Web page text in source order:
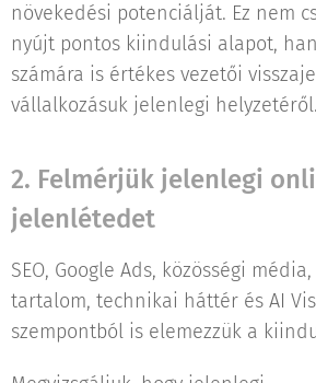
növekedési potenciálját. Ez nem
nyújt pontos kiindulási alapot,
számára is értékes vezetői
vállalkozásuk jelenlegi helyzetéről.
2. Felmérjük jelenlegi
jelenlétedet
SEO, Google Ads, közösségi
tartalom, technikai háttér és AI
szempontból is elemezzük a